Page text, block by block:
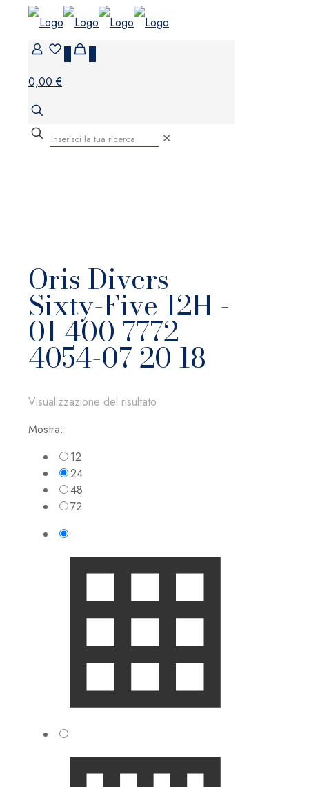
0,00 €
✕
Oris Divers
Sixty-Five 12H -
01 400 7772
4054-07 20 18
Visualizzazione del risultato
Mostra:
12
24
48
72